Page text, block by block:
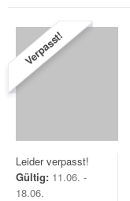
Verpasst!
Leider verpasst!
Gültig: 11.06. -
18.06.